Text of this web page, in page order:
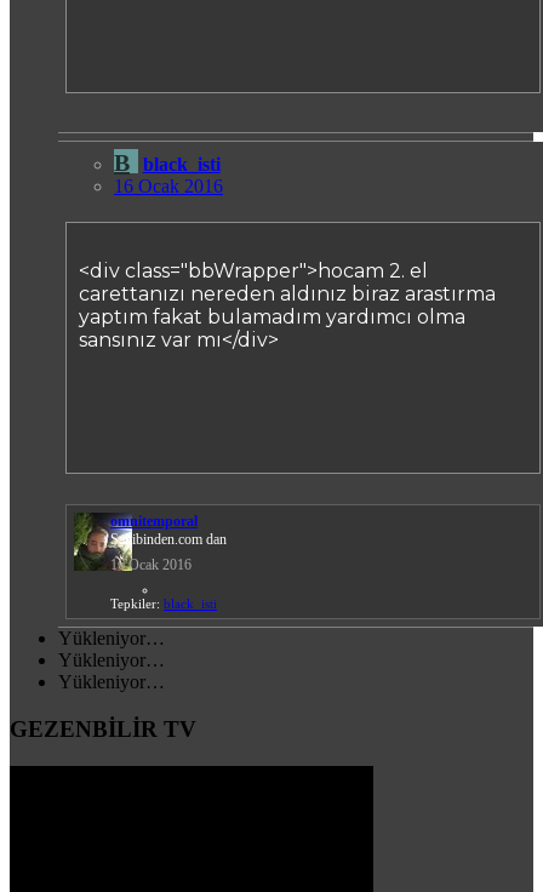
B
black_isti
16 Ocak 2016
<div class="bbWrapper">hocam 2. el
carettanızı nereden aldınız biraz arastırma
yaptım fakat bulamadım yardımcı olma
sansınız var mı</div>
omnitemporal
Sahibinden.com dan
16 Ocak 2016
Tepkiler: black_isti
Yükleniyor…
Yükleniyor…
Yükleniyor…
GEZENBİLİR TV